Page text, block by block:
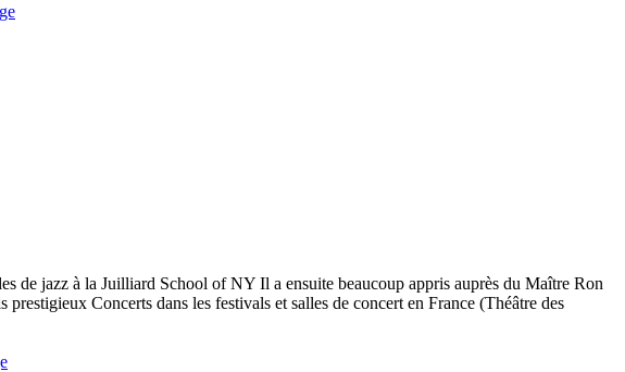
de jazz à la Juilliard School of NY Il a ensuite beaucoup appris auprès du Maître Ron
Concerts dans les festivals et salles de concert en France (Théâtre des